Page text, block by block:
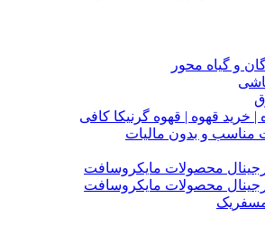
و گیاه محور
| خرید قهوه | قهوه گرنیکا کافی
مناسب و بدون مالیات
محصولات مایکروسافت
محصولات مایکروسافت